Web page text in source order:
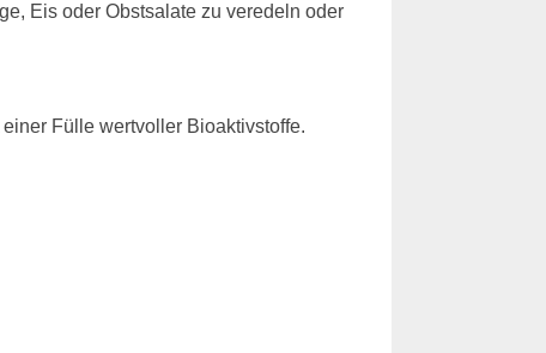
Eis oder Obstsalate zu veredeln oder
Fülle wertvoller Bioaktivstoffe.